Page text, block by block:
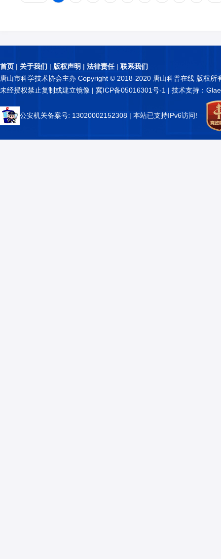
首页 | 关于我们 | 版权声明 | 法律责任| 联系我们
唐山市科学技术协会主办 Copyright © 2018-2020 唐山科普在线 版权所
未经授权禁止复制或建立镜像 | 冀ICP备05016301号-1 | 技术支持：
公安机关备案号: 13020002152308 | 本站已支持IPv6访问!